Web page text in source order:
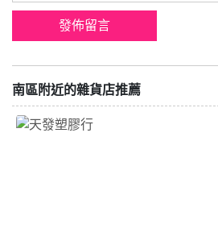
南區附近的雜貨店推薦